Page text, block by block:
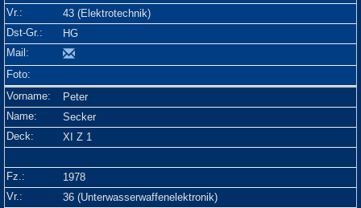
43 (Elektrotechnik)
HG
Peter
Secker
XI Z 1
1978
36 (Unterwasserwaffenelektronik)